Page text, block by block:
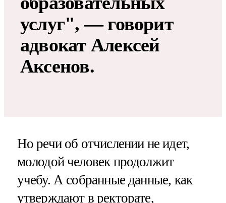
услуг", — говорит
адвокат Алексей
Аксенов.
Но речи об отчислении не идет,
молодой человек продолжит
учебу. А собранные данные, как
утверждают в ректорате,